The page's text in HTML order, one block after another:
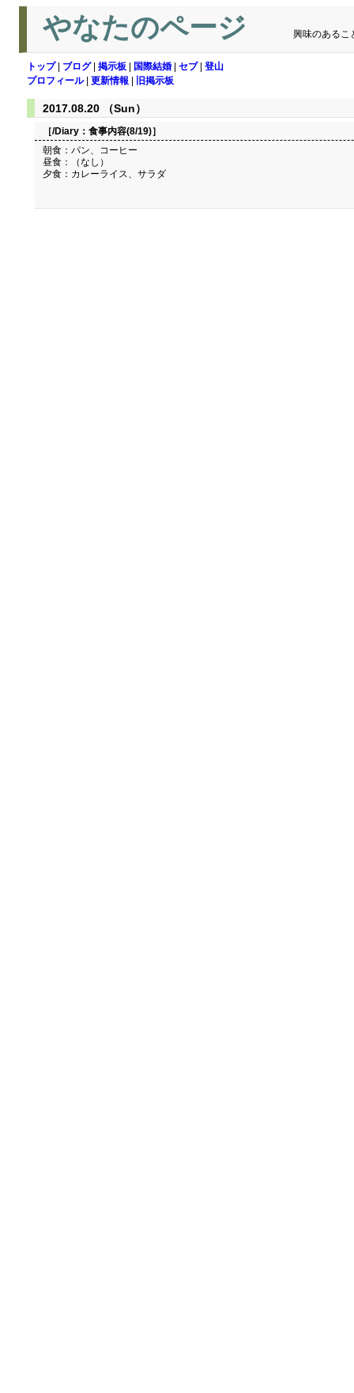
やなたのページ 興味のあるこ
トップ| ブログ| 掲示板 国際結婚 セブ| 登山
プロフィール| 更新情報 旧掲示板
2017.08.20 （Sun）
［/Diary： 食事内容(8/19)］
朝食：パン、コーヒー
昼食：（なし）
夕食：カレーライス、サラダ